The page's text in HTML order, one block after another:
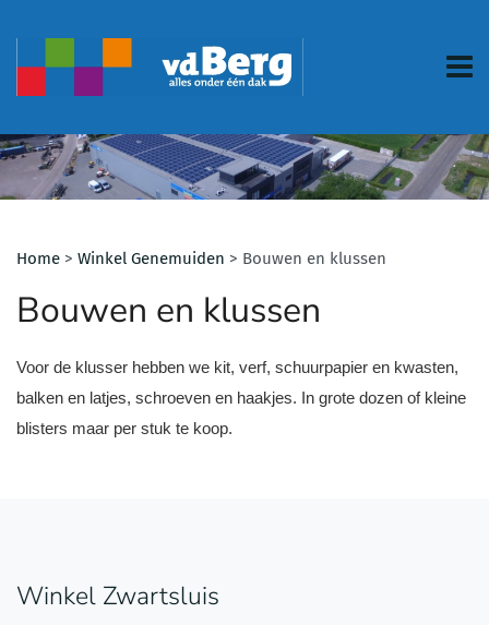
Home > Winkel Genemuiden > Bouwen en klussen
Bouwen en klussen
Voor de klusser hebben we kit, verf, schuurpapier en kwasten,
balken en latjes, schroeven en haakjes. In grote dozen of kleine
blisters maar per stuk te koop.
Winkel Zwartsluis